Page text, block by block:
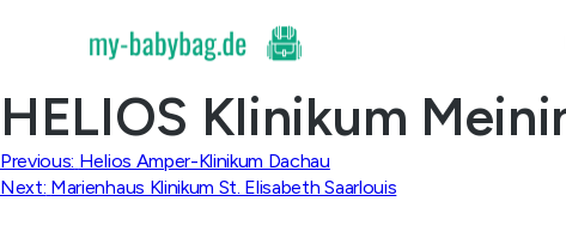
HELIOS Klinikum
Beitragsnavigation
Previous: Helios Amper-Klinikum Dachau
Next: Marienhaus Klinikum St. Elisabeth Saarlouis